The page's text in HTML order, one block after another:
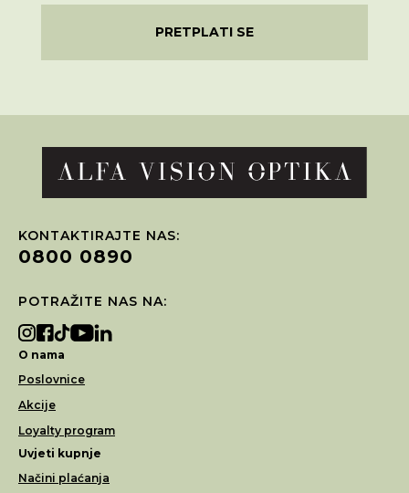
PRETPLATI SE
KONTAKTIRAJTE NAS:
0800 0890
POTRAŽITE NAS NA:
O nama
Poslovnice
Akcije
Loyalty program
Uvjeti kupnje
Načini plaćanja